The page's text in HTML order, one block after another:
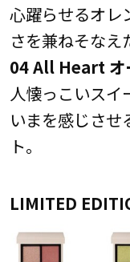
心躍らせるオレ
さを兼ねそなえ
04 All Heart オ
人懐っこいスイ
いまを感じさせ
ト。
LIMITED